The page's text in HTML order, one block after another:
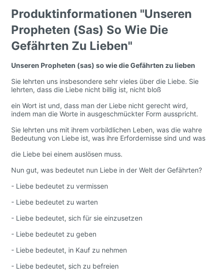
Produktinformationen "Unseren
Propheten (Sas) So Wie Die
Gefährten Zu Lieben"
Unseren Propheten (sas) so wie die Gefährten zu lieben
Sie lehrten uns insbesondere sehr vieles über die Liebe. Sie
lehrten, dass die Liebe nicht billig ist, nicht bloß
ein Wort ist und, dass man der Liebe nicht gerecht wird,
indem man die Worte in ausgeschmückter Form ausspricht.
Sie lehrten uns mit ihrem vorbildlichen Leben, was die wahre
Bedeutung von Liebe ist, was ihre Erfordernisse sind und was
die Liebe bei einem auslösen muss.
Nun gut, was bedeutet nun Liebe in der Welt der Gefährten?
- Liebe bedeutet zu vermissen
- Liebe bedeutet zu warten
- Liebe bedeutet, sich für sie einzusetzen
- Liebe bedeutet zu geben
- Liebe bedeutet, in Kauf zu nehmen
- Liebe bedeutet, sich zu befreien